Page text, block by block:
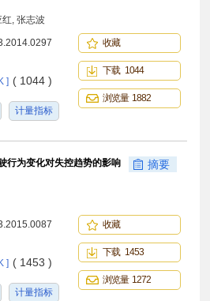
, 张志波
] ( 1044 )
计量指标
收藏
下载 1044
浏览量 1882
行为变化对失控趋势的影响 摘要
] ( 1453 )
计量指标
收藏
下载 1453
浏览量 1272